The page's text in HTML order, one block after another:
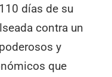
días de su
contra un
y
que